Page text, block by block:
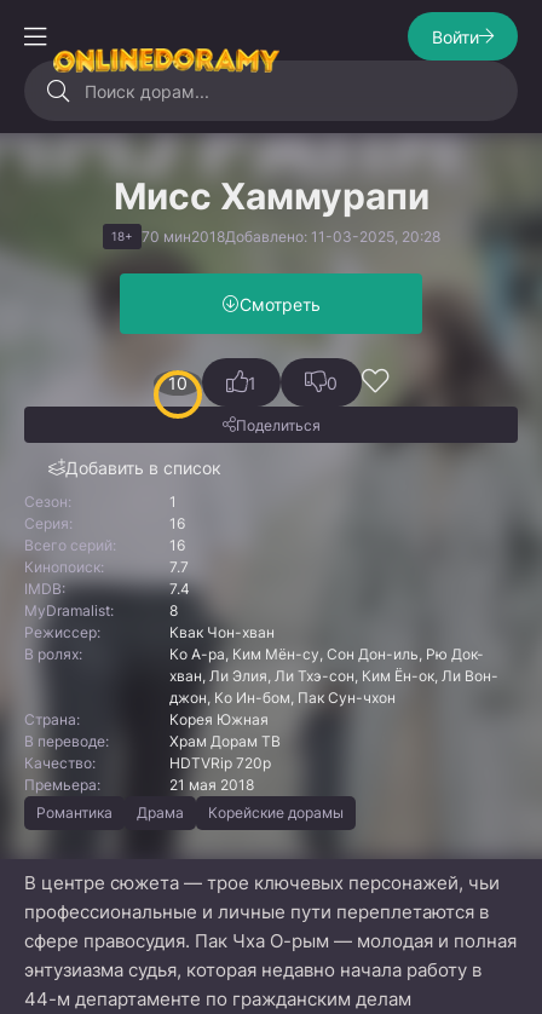
Войти
Мисс Хаммурапи
18+ 70 мин2018Добавлено: 11-03-2025, 20:28
Смотреть
10
Добавить в список
1 0
Поделиться
Сезон:
1
Серия:
16
Всего серий:
16
Кинопоиск:
7.7
IMDB:
7.4
MyDramalist:
8
Режиссер:
Квак Чон-хван
В ролях:
Ко А-ра, Ким Мён-су, Сон Дон-иль, Рю Док-
хван, Ли Элия, Ли Тхэ-сон, Ким Ён-ок, Ли Вон-
джон, Ко Ин-бом, Пак Сун-чхон
Страна:
Корея Южная
В переводе:
Храм Дорам ТВ
Качество:
HDTVRip 720p
Премьера:
21 мая 2018
Романтика
Драма Корейские дорамы
В центре сюжета — трое ключевых персонажей, чьи
профессиональные и личные пути переплетаются в
сфере правосудия. Пак Чха О-рым — молодая и полная
энтузиазма судья, которая недавно начала работу в
44-м департаменте по гражданским делам